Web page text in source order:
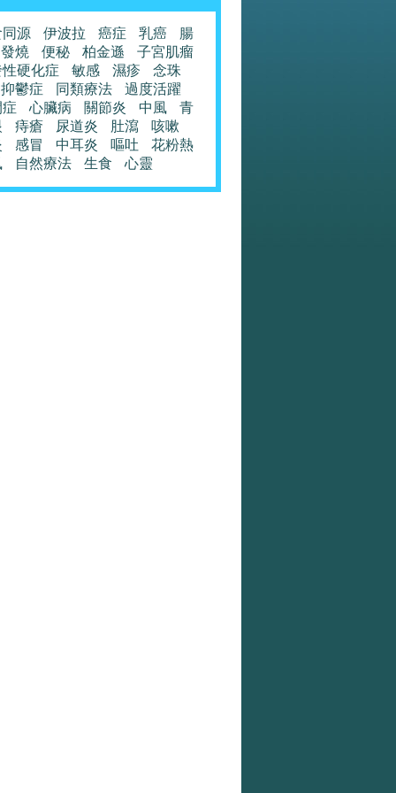
源 伊波拉 癌症 乳癌
腸
發燒
便秘 柏金遜
子宮肌瘤
硬化症
敏感 濕疹
念珠
抑鬱症
同類療法
過度活躍
心臟病 關節炎 中風
青
痔瘡 尿道炎 肚瀉
咳嗽
感冒 中耳炎 嘔吐
花粉熱
自然療法 生食 心靈